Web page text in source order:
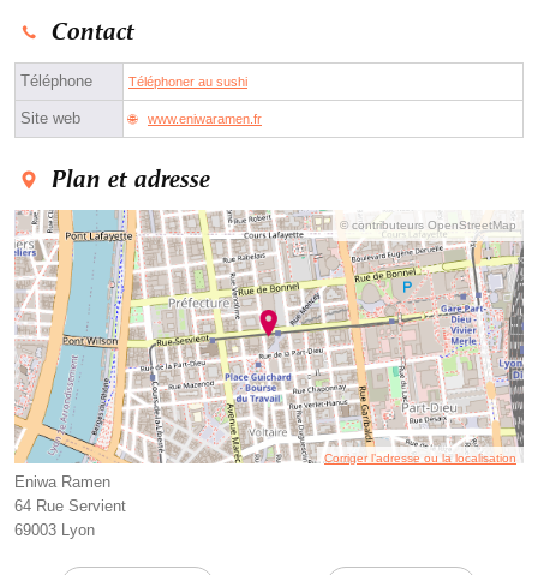
Contact
Téléphone Téléphoner au sushi
Site web www.eniwaramen.fr
Plan et adresse
© contributeurs OpenStreetMap
Corriger l’adresse ou la localisation
Eniwa Ramen
64 Rue Servient
69003 Lyon